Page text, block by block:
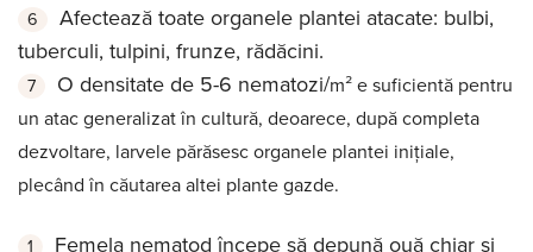
Afectează toate organele plantei atacate: bulbi,
tuberculi, tulpini, frunze, rădăcini.
O densitate de 5-6 nematozi/m² e suficientă pentru
un atac generalizat în cultură, deoarece, după completa
dezvoltare, larvele părăsesc organele plantei iniţiale,
plecând în căutarea altei plante gazde.
Femela nematod începe să depună ouă chiar şi